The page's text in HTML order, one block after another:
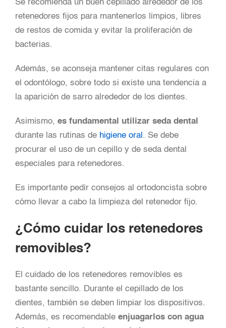
Se recomienda un buen cepillado alrededor de los
retenedores fijos para mantenerlos limpios, libres
de restos de comida y evitar la proliferación de
bacterias.
Además, se aconseja mantener citas regulares con
el odontólogo, sobre todo si existe una tendencia a
la aparición de sarro alrededor de los dientes.
Asimismo, es fundamental utilizar seda dental
durante las rutinas de higiene oral . Se debe
procurar el uso de un cepillo y de seda dental
especiales para retenedores.
Es importante pedir consejos al ortodoncista sobre
cómo llevar a cabo la limpieza del retenedor fijo.
¿Cómo cuidar los retenedores
removibles?
El cuidado de los retenedores removibles es
bastante sencillo. Durante el cepillado de los
dientes, también se deben limpiar los dispositivos.
Además, es recomendable enjuagarlos con agua